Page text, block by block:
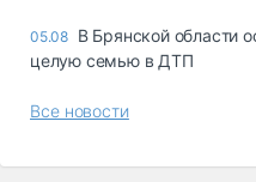
05.08 В Брянской области
целую семью в ДТП
Все новости